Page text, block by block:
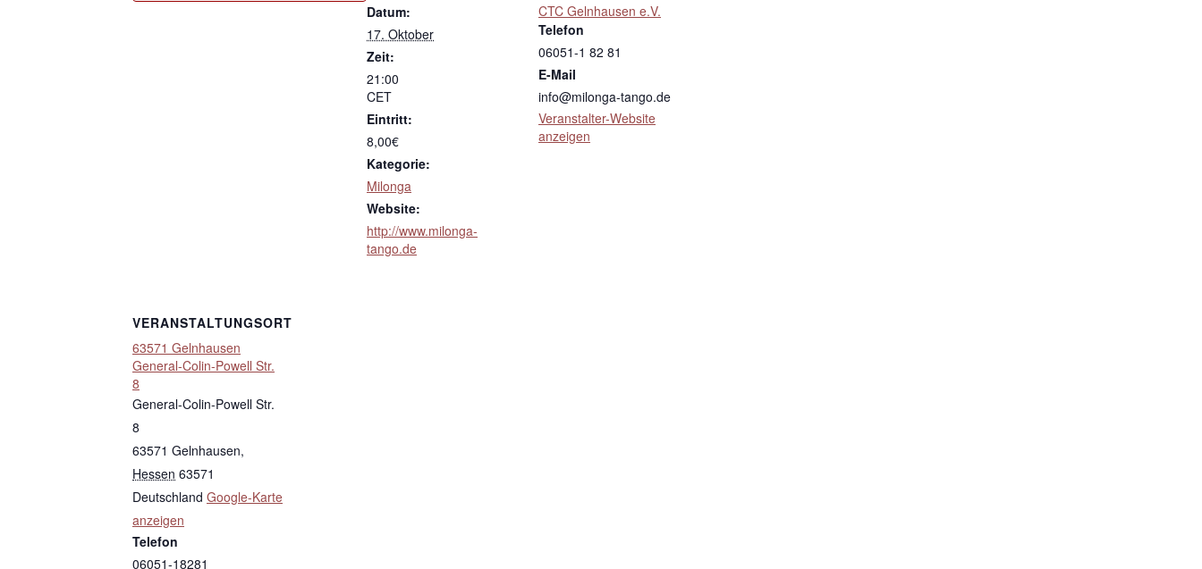
Datum:
17. Oktober
Zeit:
21:00
CET
Eintritt:
8,00€
Kategorie:
Milonga
Website:
http://www.milonga-
tango.de
CTC Gelnhausen e.V.
Telefon
06051-1 82 81
E-Mail
info@milonga-tango.de
Veranstalter-Website
anzeigen
VERANSTALTUNGSORT
63571 Gelnhausen
General-Colin-Powell Str.
8
General-Colin-Powell Str.
8
63571 Gelnhausen,
Hessen 63571
Deutschland Google-Karte
anzeigen
Telefon
06051-18281